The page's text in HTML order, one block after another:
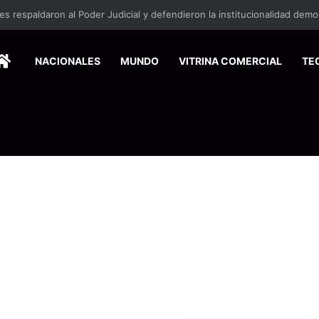
HOMENACIONALES MUNDO VITRINA COMERCIAL